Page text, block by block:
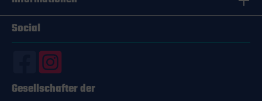
Kupplungsträger. Praktische Griffe: Einfach zu
tragen, egal wohin dein nächstes Abenteuer dich
führt. Effizienter Reißverschluss: Ein
du ein begeisterter Radsportler oder ein
Wochenend-Warrior bist, diese Tasche erfüllt alle
ihren Kupplungsträger zu Wettkämpfen und
Social
Gesellschafter der